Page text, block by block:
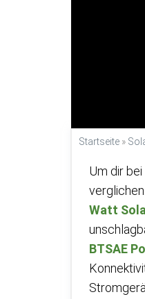
Startseite »
Um dir
Watt
BTSAE